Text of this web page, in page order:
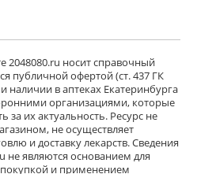
2048080.ru носит справочный
публичной офертой (ст. 437 ГК
наличии в аптеках Екатеринбурга
организациями, которые
за их актуальность. Ресурс не
не осуществляет
и доставку лекарств. Сведения
не являются основанием для
и применением